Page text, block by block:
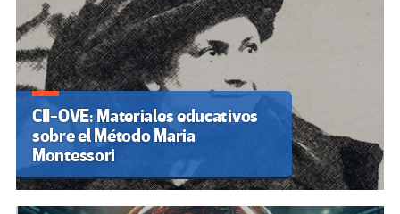
CII-OVE: Materiales educativos
sobre el Método Maria
Montessori